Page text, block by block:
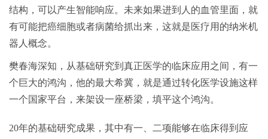
结构，可以产生智能响应。未来如果进到人的血管里面，就
有可能把癌细胞或者病菌给抓出来，这就是医疗用的纳米机
器人概念。
樊春海深知，从基础研究到真正医学的临床应用之间，有一
个巨大的鸿沟，他的最大希冀，就是通过转化医学设施这样
一个国家平台，来架设一座桥梁，填平这个鸿沟。
20年的基础研究成果，其中有一、二项能够在临床得到应